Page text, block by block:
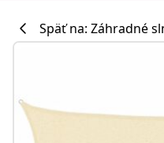
Späť na: Záhradné